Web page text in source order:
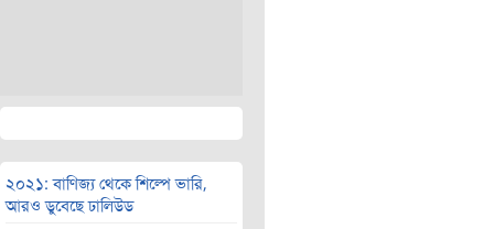
২০২১: বাণিজ্য থেকে শিল্পে ভারি,
আরও ডুবেছে ঢালিউড